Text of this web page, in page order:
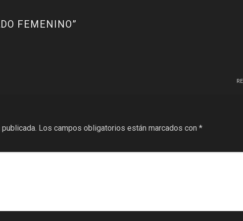
FEMENINO”
Los campos obligatorios están marcados con *